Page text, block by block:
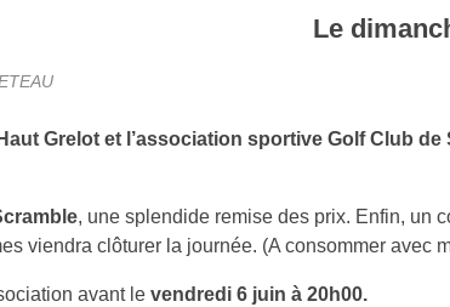
Le
Grelot et l’association sportive Golf Club de
, une splendide remise des prix. Enfin, un
viendra clôturer la journée. (A consommer avec
avant le vendredi 6 juin à 20h00.